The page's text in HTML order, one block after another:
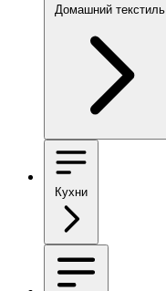
Домашний текстиль
Кухни